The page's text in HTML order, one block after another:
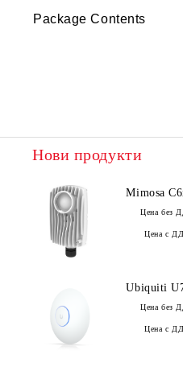
Package Contents
Нови продукти
Mimosa
Цена без
Цена с
Ubiquiti
Цена без
Цена с